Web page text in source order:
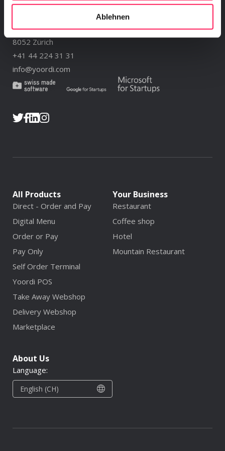
Ablehnen
Felsenrainstrasse 1
8052 Zürich
+41 44 224 31 31
info@yoordi.com
All Products
Direct - Order and Pay
Digital Menu
Order or Pay
Pay Only
Self Order Terminal
Yoordi POS
Take Away Webshop
Delivery Webshop
Marketplace
Your Business
Restaurant
Coffee shop
Hotel
Mountain Restaurant
About Us
Language:
English (CH)